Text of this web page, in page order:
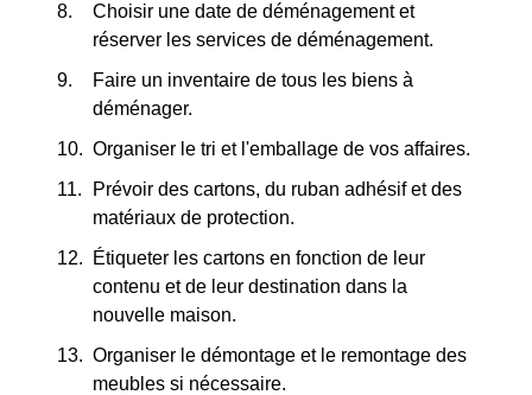
Choisir une date de déménagement et
réserver les services de déménagement.
Faire un inventaire de tous les biens à
déménager.
Organiser le tri et l'emballage de vos affaires.
Prévoir des cartons, du ruban adhésif et des
matériaux de protection.
Étiqueter les cartons en fonction de leur
contenu et de leur destination dans la
nouvelle maison.
Organiser le démontage et le remontage des
meubles si nécessaire.